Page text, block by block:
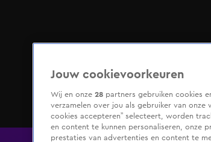
Jouw cookievoorkeuren
Wij en onze 28 partners gebruiken cookies
verzamelen over jou als gebruiker van onze
cookies accepteren” selecteert, worden
en content te kunnen personaliseren, onze
prestaties van advertenties en content te